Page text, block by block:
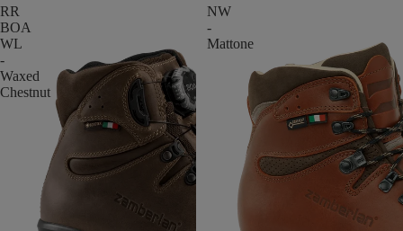
RR
BOA
WL
-
Waxed
Chestnut
NW
-
Mattone